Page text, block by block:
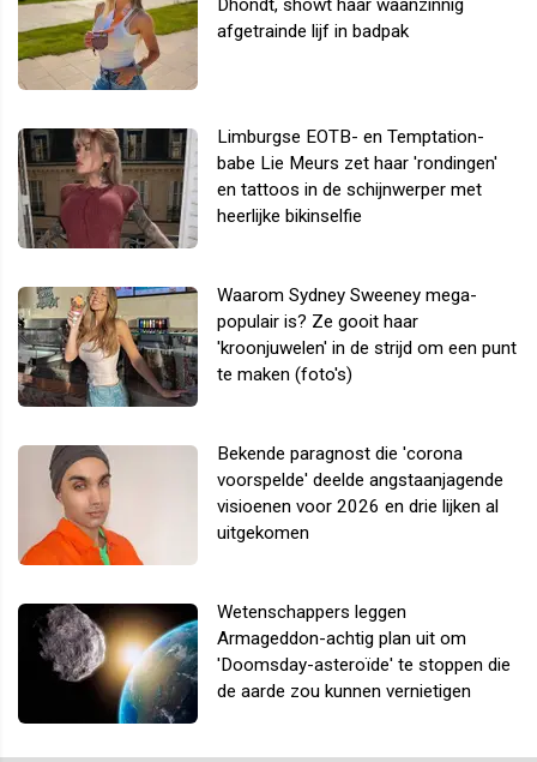
Dhondt, showt haar waanzinnig
afgetrainde lijf in badpak
Limburgse EOTB- en Temptation-
babe Lie Meurs zet haar 'rondingen'
en tattoos in de schijnwerper met
heerlijke bikinselfie
Waarom Sydney Sweeney mega-
populair is? Ze gooit haar
'kroonjuwelen' in de strijd om een punt
te maken (foto's)
Bekende paragnost die 'corona
voorspelde' deelde angstaanjagende
visioenen voor 2026 en drie lijken al
uitgekomen
Wetenschappers leggen
Armageddon-achtig plan uit om
'Doomsday-asteroïde' te stoppen die
de aarde zou kunnen vernietigen